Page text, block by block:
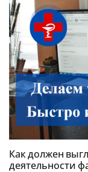
Как должен
деятельности